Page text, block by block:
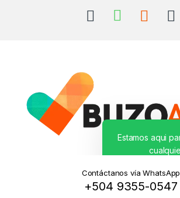
Contáctanos vía WhatsApp
+504 9355-0547
algo?